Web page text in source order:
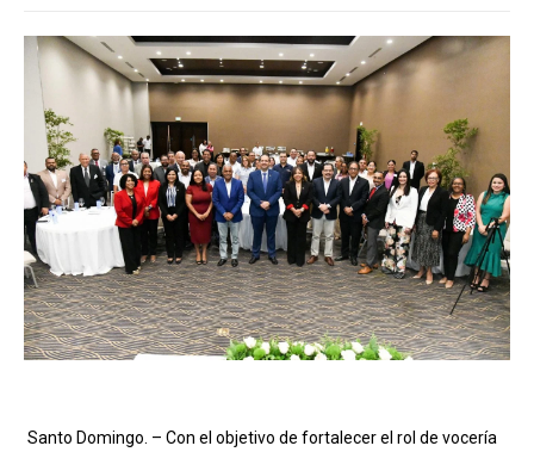
Santo Domingo. – Con el objetivo de fortalecer el rol de vocería